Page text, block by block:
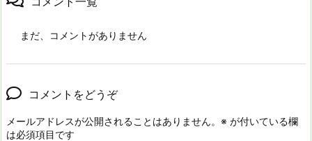
まだ、コメントがありません
コメントをどうぞ
メールアドレスが公開されることはありません。 ※ が付いている欄
は必須項目です